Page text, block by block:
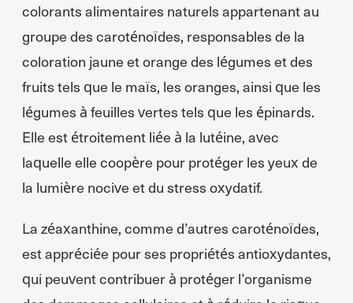
colorants alimentaires naturels appartenant au
groupe des caroténoïdes, responsables de la
coloration jaune et orange des légumes et des
fruits tels que le maïs, les oranges, ainsi que les
légumes à feuilles vertes tels que les épinards.
Elle est étroitement liée à la lutéine, avec
laquelle elle coopère pour protéger les yeux de
la lumière nocive et du stress oxydatif.
La zéaxanthine, comme d’autres caroténoïdes,
est appréciée pour ses propriétés antioxydantes,
qui peuvent contribuer à protéger l’organisme